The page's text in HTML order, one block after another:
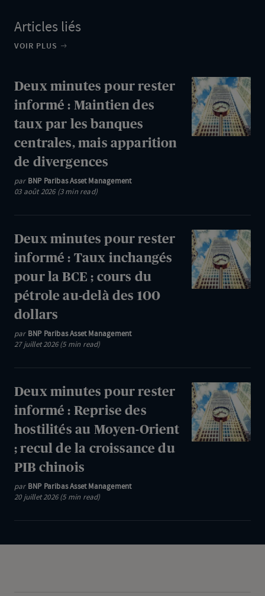
Articles liés
VOIR PLUS
Deux
minutes
pour
rester
taux
par
les
banques
centrales,
mais
Deux minutes pour rester
informé : Maintien des
taux par les banques
centrales, mais apparition
de divergences
par BNP Paribas Asset Management
03 août 2026 (3 min read)
Deux
minutes
pour
rester
pour
la
BCE
;
cours
du
100
Deux minutes pour rester
informé : Taux inchangés
pour la BCE ; cours du
pétrole au-delà des 100
dollars
par BNP Paribas Asset Management
27 juillet 2026 (5 min read)
Deux
minutes
pour
rester
hostilités
Deux minutes pour rester
informé : Reprise des
hostilités au Moyen-Orient
; recul de la croissance du
PIB chinois
par BNP Paribas Asset Management
20 juillet 2026 (5 min read)